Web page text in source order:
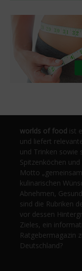
worlds of food ist
und liefert
und Trinken sowie
Spitzenköchen
Motto
kulinarischen
Abnehmen,
sind die Rubriken
vor dessen
Zieles, ein
Ratgebermagazin
Deutschland?